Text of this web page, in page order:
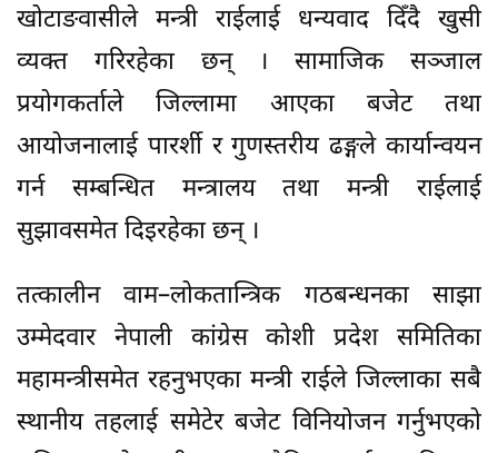
खोटाङवासीले मन्त्री राईलाई धन्यवाद दिँदै खुसी
व्यक्त गरिरहेका छन् । सामाजिक सञ्जाल
प्रयोगकर्ताले जिल्लामा आएका बजेट तथा
आयोजनालाई पारर्शी र गुणस्तरीय ढङ्गले कार्यान्वयन
गर्न सम्बन्धित मन्त्रालय तथा मन्त्री राईलाई
सुझावसमेत दिइरहेका छन् ।
तत्कालीन वाम–लोकतान्त्रिक गठबन्धनका साझा
उम्मेदवार नेपाली कांग्रेस कोशी प्रदेश समितिका
महामन्त्रीसमेत रहनुभएका मन्त्री राईले जिल्लाका सबै
स्थानीय तहलाई समेटेर बजेट विनियोजन गर्नुभएको